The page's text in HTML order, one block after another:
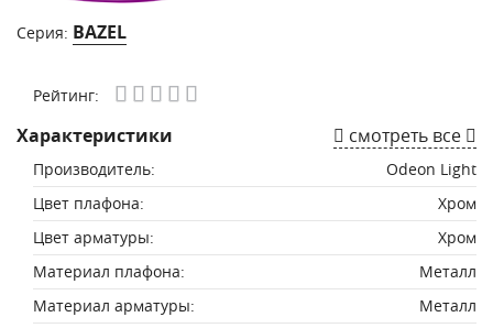
Серия: BAZEL
Рейтинг:
Характеристики смотреть все
Производитель:
Odeon Light
Цвет плафона:
Хром
Цвет арматуры:
Хром
Материал плафона:
Металл
Материал арматуры:
Металл